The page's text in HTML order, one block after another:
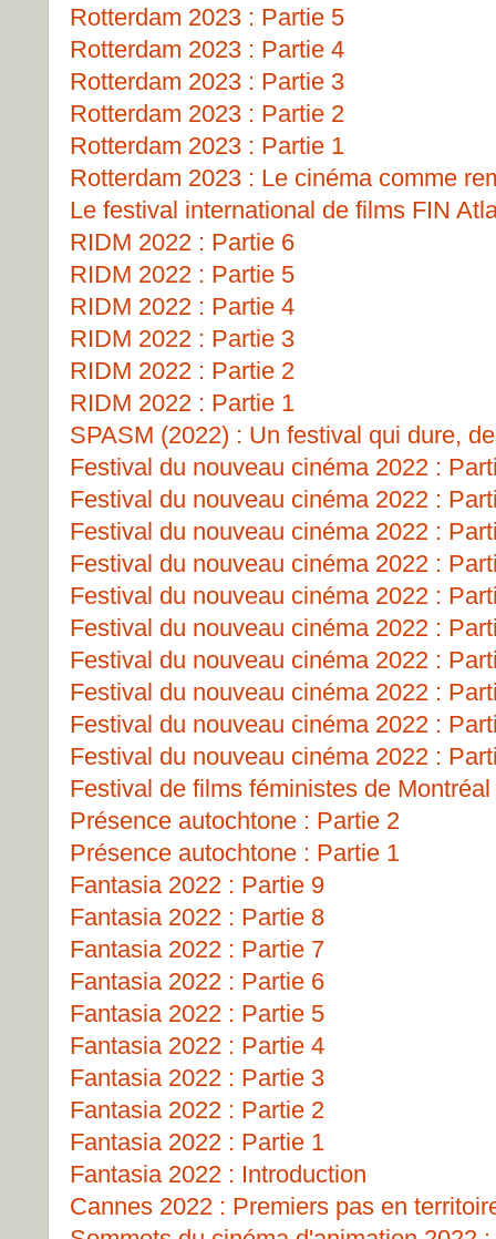
Rotterdam 2023 : Partie 5
Rotterdam 2023 : Partie 4
Rotterdam 2023 : Partie 3
Rotterdam 2023 : Partie 2
Rotterdam 2023 : Partie 1
Rotterdam 2023 : Le cinéma comme
Le festival international de films FIN
RIDM 2022 : Partie 6
RIDM 2022 : Partie 5
RIDM 2022 : Partie 4
RIDM 2022 : Partie 3
RIDM 2022 : Partie 2
RIDM 2022 : Partie 1
SPASM (2022) : Un festival qui dure,
Festival du nouveau cinéma 2022 :
Festival du nouveau cinéma 2022 :
Festival du nouveau cinéma 2022 :
Festival du nouveau cinéma 2022 :
Festival du nouveau cinéma 2022 :
Festival du nouveau cinéma 2022 :
Festival du nouveau cinéma 2022 :
Festival du nouveau cinéma 2022 :
Festival du nouveau cinéma 2022 :
Festival du nouveau cinéma 2022 :
Festival de films féministes de
Présence autochtone : Partie 2
Présence autochtone : Partie 1
Fantasia 2022 : Partie 9
Fantasia 2022 : Partie 8
Fantasia 2022 : Partie 7
Fantasia 2022 : Partie 6
Fantasia 2022 : Partie 5
Fantasia 2022 : Partie 4
Fantasia 2022 : Partie 3
Fantasia 2022 : Partie 2
Fantasia 2022 : Partie 1
Fantasia 2022 : Introduction
Cannes 2022 : Premiers pas en